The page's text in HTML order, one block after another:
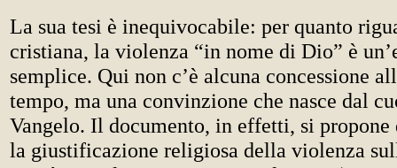
La sua tesi è inequivocabile: per quanto
cristiana, la violenza “in nome di Dio” è
semplice. Qui non c’è alcuna concessione
tempo, ma una convinzione che nasce dal
Vangelo. Il documento, in effetti, si
la giustificazione religiosa della violenza